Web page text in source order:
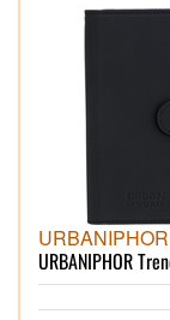
URBANIPHOR
URBANIPHOR